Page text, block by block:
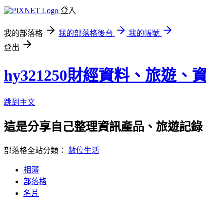
登入
我的部落格 我的部落格後台
我的帳號
登出
hy321250財經資料、旅遊、
跳到主文
這是分享自己整理資訊產品、旅遊記
部落格全站分類： 數位生活
相簿
部落格
名片